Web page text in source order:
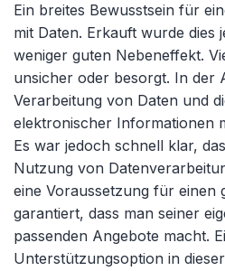
Ein breites Bewusstsein für
mit Daten. Erkauft wurde dies
weniger guten Nebeneffekt.
unsicher oder besorgt. In der
Verarbeitung von Daten und
elektronischer Informationen
Es war jedoch schnell klar,
Nutzung von
eine Voraussetzung für einen
garantiert, dass man seiner
passenden Angebote macht.
Unterstützungsoption in